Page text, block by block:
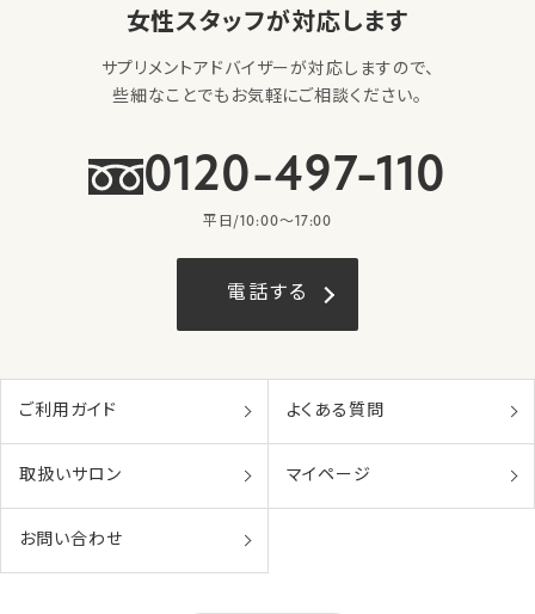
女性スタッフが対応します
サプリメントアドバイザーが対応しますので、
些細なことでもお気軽にご相談ください。
0120-497-110
平日/10:00〜17:00
電話する
ご利用ガイド よくある質問
取扱いサロン マイページ
お問い合わせ